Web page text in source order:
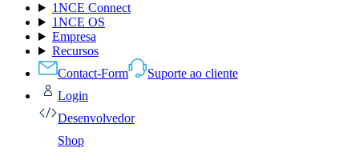
1NCE Connect
1NCE OS
Empresa
Recursos
Contact-Form
Suporte ao cliente
Login
Desenvolvedor
Shop